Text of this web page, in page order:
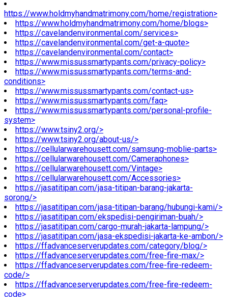
https://www.holdmyhandmatrimony.com/home/registration>
https://www.holdmyhandmatrimony.com/home/blogs>
https://cavelandenvironmental.com/services>
https://cavelandenvironmental.com/get-a-quote>
https://cavelandenvironmental.com/contact>
https://www.missussmartypants.com/privacy-policy>
https://www.missussmartypants.com/terms-and-
conditions>
https://www.missussmartypants.com/contact-us>
https://www.missussmartypants.com/faq>
https://www.missussmartypants.com/personal-profile-
system>
https://www.tsiny2.org/>
https://www.tsiny2.org/about-us/>
https://cellularwarehousett.com/samsung-moblie-parts>
https://cellularwarehousett.com/Cameraphones>
https://cellularwarehousett.com/Vintage>
https://cellularwarehousett.com/Accessories>
https://jasatitipan.com/jasa-titipan-barang-jakarta-
sorong/>
https://jasatitipan.com/jasa-titipan-barang/hubungi-kami/>
https://jasatitipan.com/ekspedisi-pengiriman-buah/>
https://jasatitipan.com/cargo-murah-jakarta-lampung/>
https://jasatitipan.com/jasa-ekspedisi-jakarta-ke-ambon/>
https://ffadvanceserverupdates.com/category/blog/>
https://ffadvanceserverupdates.com/free-fire-max/>
https://ffadvanceserverupdates.com/free-fire-redeem-
code/>
https://ffadvanceserverupdates.com/free-fire-redeem-
code>